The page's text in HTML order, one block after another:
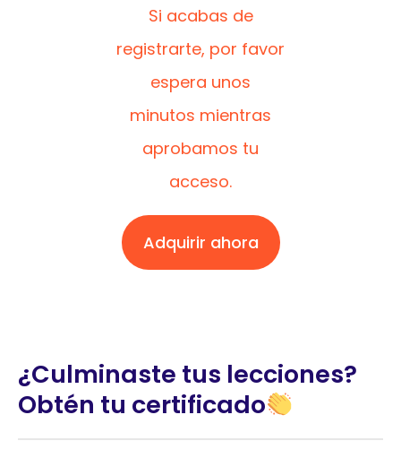
Si acabas de
registrarte, por favor
espera unos
minutos mientras
aprobamos tu
acceso.
Adquirir ahora
¿Culminaste tus lecciones?
Obtén tu certificado